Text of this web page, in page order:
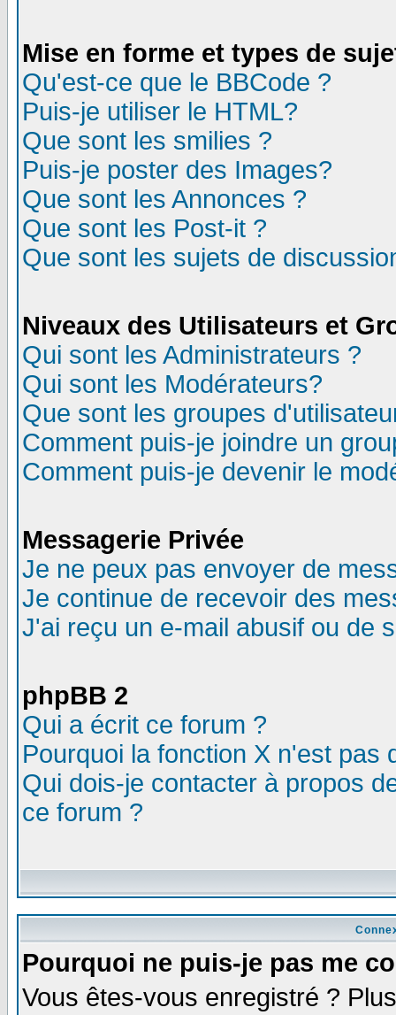
Mise en forme et types de
Qu'est-ce que le BBCode ?
Puis-je utiliser le HTML?
Que sont les smilies ?
Puis-je poster des Images?
Que sont les Annonces ?
Que sont les Post-it ?
Que sont les sujets de
Niveaux des Utilisateurs et
Qui sont les Administrateurs ?
Qui sont les Modérateurs?
Que sont les groupes
Comment puis-je joindre un
Comment puis-je devenir le
Messagerie Privée
Je ne peux pas envoyer de
Je continue de recevoir des
J'ai reçu un e-mail abusif ou de
phpBB 2
Qui a écrit ce forum ?
Pourquoi la fonction X n'est pas
Qui dois-je contacter à propos
ce forum ?
Pourquoi ne puis-je pas me
Vous êtes-vous enregistré ?